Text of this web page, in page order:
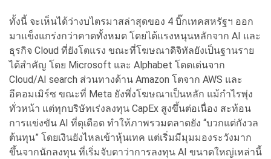
ทั้งนี้ จะเห็นได้ว่างบไตรมาสล่าสุดของ 4 บิ๊กเทคสหรัฐฯ ออก
มาแข็งแกร่งกว่าคาดทั้งหมด โดยได้แรงหนุนหลักจาก AI และ
ธุรกิจ Cloud ที่ยังโตแรง ขณะที่โฆษณาดิจิทัลยังเป็นฐานราย
ได้สำคัญ โดย Microsoft และ Alphabet โดดเด่นจาก
Cloud/AI search ส่วนทางด้าน Amazon โตจาก AWS และ
อีคอมเมิร์ซ ขณะที่ Meta ยังพึ่งโฆษณาเป็นหลัก แม้กำไรพุ่ง
ทั่วหน้า แต่ทุกบริษัทเร่งลงทุน CapEx สูงขึ้นต่อเนื่อง สะท้อน
การแข่งขัน AI ที่ดุเดือด ทำให้ภาพรวมตลาดยัง “บวกแต่กังวล
ต้นทุน” โดยเงินยังไหลเข้าหุ้นเทค แต่เริ่มมีมุมมองระวังมาก
ขึ้นจากนักลงทุน ที่เริ่มจับตาว่าการลงทุน AI ขนาดใหญ่เหล่านี้